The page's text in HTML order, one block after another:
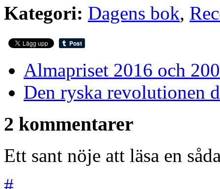
Kategori: Dagens bok,
Almapriset 2016 och
Den ryska revolutionen
2 kommentarer
Ett sant nöje att läsa en